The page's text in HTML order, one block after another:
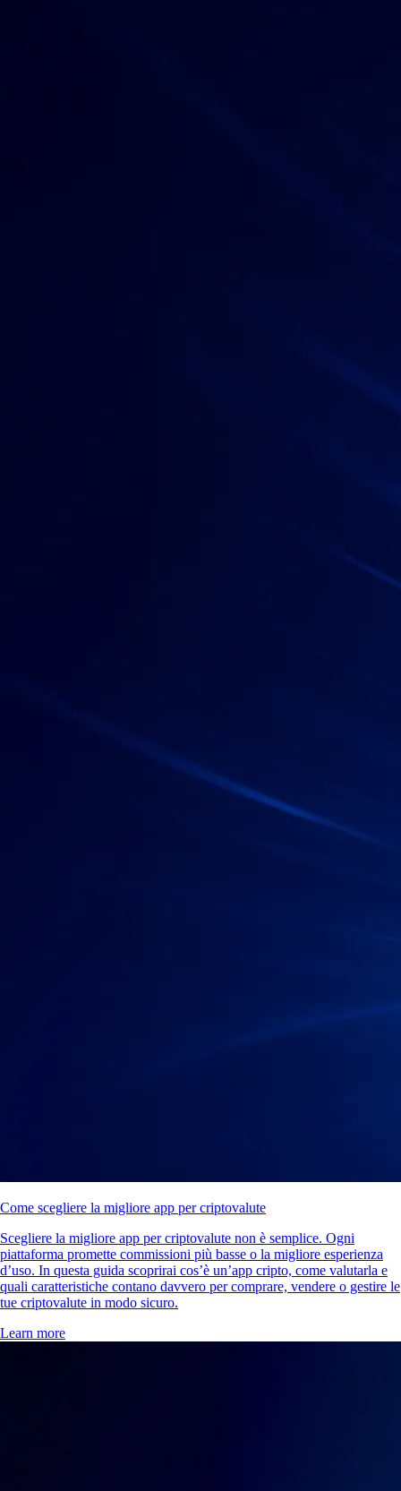
Come scegliere la migliore app per criptovalute
Scegliere la migliore app per criptovalute non è semplice. Ogni
piattaforma promette commissioni più basse o la migliore esperienza
d’uso. In questa guida scoprirai cos’è un’app cripto, come valutarla e
quali caratteristiche contano davvero per comprare, vendere o gestire le
tue criptovalute in modo sicuro.
Learn more